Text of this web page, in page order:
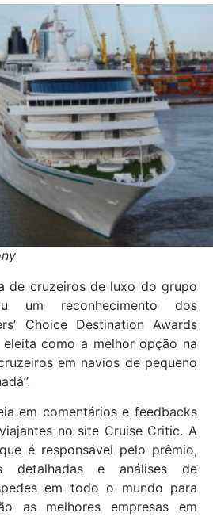
de cruzeiros de luxo do grupo
um reconhecimento dos
Choice Destination Awards
como a melhor opção na
em navios de pequeno
em comentários e feedbacks
no site Cruise Critic. A
é responsável pelo prêmio,
detalhadas e análises de
em todo o mundo para
as melhores empresas em